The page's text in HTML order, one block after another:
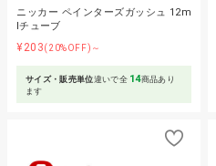
ニッカー ペインターズガッシュ 12m
lチューブ
¥203(20%OFF)～
サイズ・販売単位違いで全 14商品あり
ます